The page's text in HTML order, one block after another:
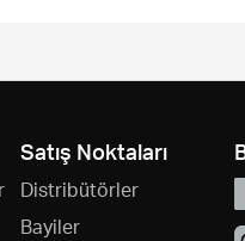
Satış Noktaları
Distribütörler
Bayiler